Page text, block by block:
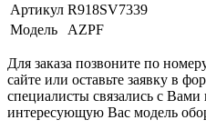
Артикул R918SV7339
Модель
AZPF
Для заказа позвоните по
сайте или оставьте заявку в
специалисты связались с
интересующую Вас модель